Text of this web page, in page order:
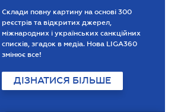
Склади повну картину на основі 300
реєстрів та відкритих джерел,
міжнародних і українських санкційних
списків, згадок в медіа. Нова LIGA360
змінює все!
ДІЗНАТИСЯ БІЛЬШЕ